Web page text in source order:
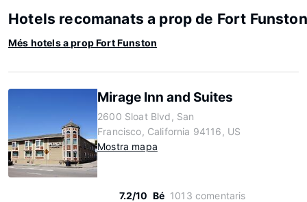
Hotels recomanats a prop de Fort Funston
Més hotels a prop Fort Funston
Mirage Inn and Suites
2600 Sloat Blvd, San
Francisco, California 94116, US
Mostra mapa
7.2/10 Bé 1013 comentaris